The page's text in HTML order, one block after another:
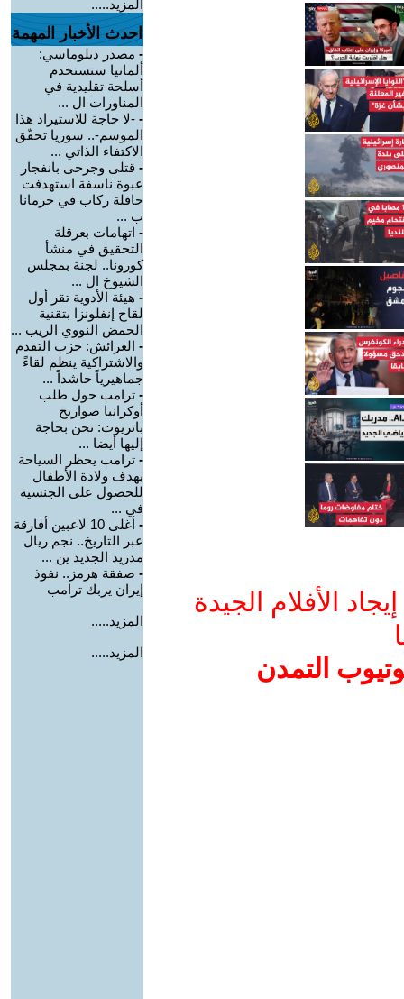
الأفلام الجيدة
التمدن
المزيد.....
احدث الأخبار المهمة
- مصدر دبلوماسي:
ألمانيا ستستخدم
أسلحة تقليدية في
المناورات ال ...
- -لا حاجة للاستيراد هذا
الموسم-.. سوريا تحقّق
الاكتفاء الذاتي ...
- قتلى وجرحى بانفجار
عبوة ناسفة استهدفت
حافلة ركاب في جرمانا
ب ...
- اتهامات بعرقلة
التحقيق في منشأ
كورونا.. لجنة بمجلس
الشيوخ ال ...
- هيئة الأدوية تقر أول
لقاح إنفلونزا بتقنية
الحمض النووي الريب ...
- العرائش: حزب التقدم
والاشتراكية ينظم لقاءً
جماهيرياً حاشداً ...
- ترامب حول طلب
أوكرانيا صواريخ
باتريوت: نحن بحاجة
إليها أيضا ...
- ترامب يحظر السياحة
بهدف ولادة الأطفال
للحصول على الجنسية
في ...
-
أغلى 10 لاعبين أفارقة
عبر التاريخ.. نجم ريال
مدريد الجديد ين ...
- صفقة هرمز.. نفوذ
إيران يربك ترامب
المزيد.....
المزيد.....